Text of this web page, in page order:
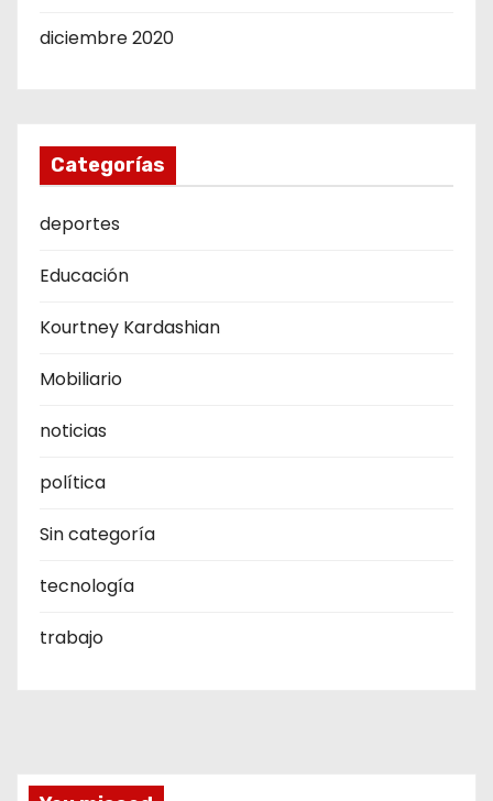
diciembre 2020
Categorías
deportes
Educación
Kourtney Kardashian
Mobiliario
noticias
política
Sin categoría
tecnología
trabajo